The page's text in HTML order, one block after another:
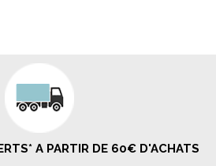
A PARTIR DE 60€ D'ACHATS